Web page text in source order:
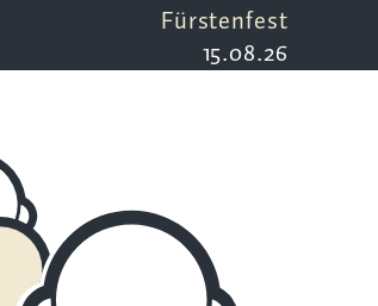
Fürstenfest
15.08.26